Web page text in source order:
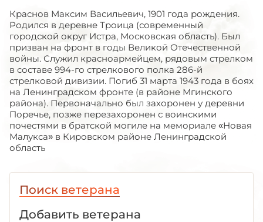
Краснов Максим Васильевич, 1901 года рождения.
Родился в деревне Троица (современный
городской округ Истра, Московская область). Был
призван на фронт в годы Великой Отечественной
войны. Служил красноармейцем, рядовым стрелком
в составе 994-го стрелкового полка 286-й
стрелковой дивизии. Погиб 31 марта 1943 года в боях
на Ленинградском фронте (в районе Мгинского
района). Первоначально был захоронен у деревни
Поречье, позже перезахоронен с воинскими
почестями в братской могиле на мемориале «Новая
Малукса» в Кировском районе Ленинградской
область
Поиск ветерана
Добавить ветерана